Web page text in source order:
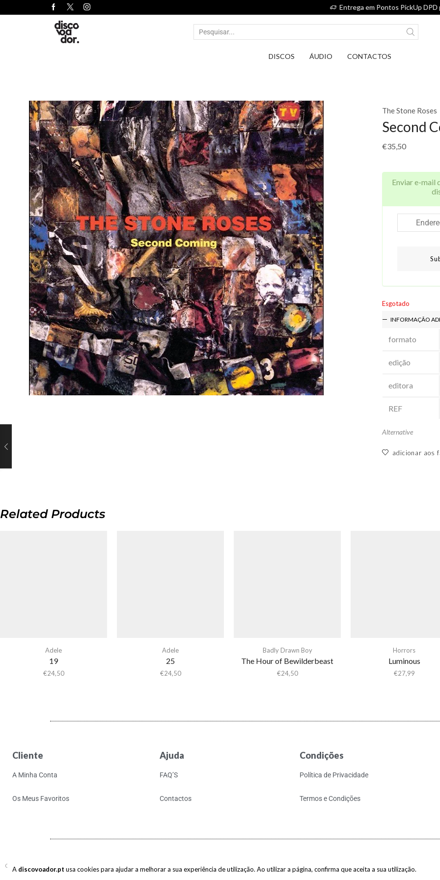
Entrega em Pontos PickUp DPD por apenas 2,75€.
DISCOS ÁUDIO CONTACTOS
The Stone Roses
Second
€35,50
Enviar e-mail
Esgotado
INFORMAÇÃO
formato
edição
editora
REF
Alternative
adicionar aos
Related Products
Adele
19
€24,50
Adele
25
€24,50
Badly Drawn Boy
The Hour of Bewilderbeast
€24,50
Horrors
Luminous
€27,99
A discovoador.pt usa cookies para ajudar a melhorar a sua experiência de utilização. Ao utilizar a página, confirma que aceita a sua utilização.
Cliente
A Minha Conta
Os Meus Favoritos
Ajuda
FAQ’S
Contactos
Condições
Política de Privacidade
Termos e Condições
Copyright © 2017-2026 discovoador. Todos os direitos reservados.